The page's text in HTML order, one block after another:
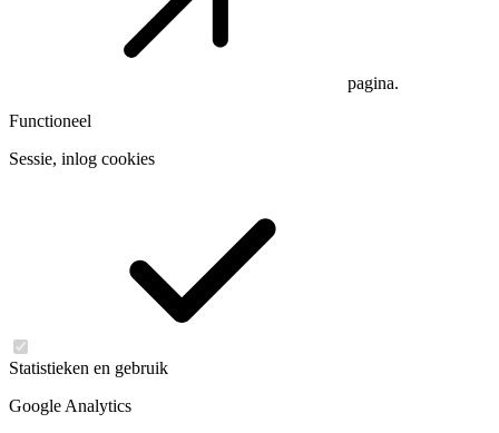
pagina.
Functioneel
Sessie, inlog cookies
Statistieken en gebruik
Google Analytics